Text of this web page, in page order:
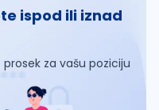
ispod ili iznad
za vašu poziciju